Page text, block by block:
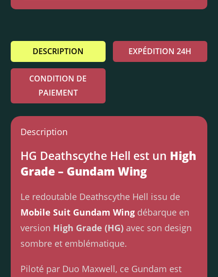
DESCRIPTION EXPÉDITION 24H
CONDITION DE
PAIEMENT
Description
HG Deathscythe Hell est un High
Grade – Gundam Wing
Le redoutable Deathscythe Hell issu de
Mobile Suit Gundam Wing débarque en
version High Grade (HG) avec son design
sombre et emblématique.
Piloté par Duo Maxwell, ce Gundam est